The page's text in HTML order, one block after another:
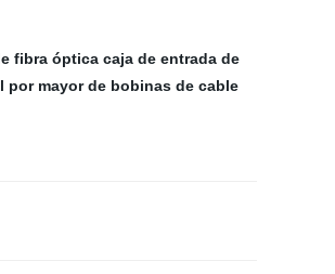
fibra óptica caja de entrada de
por mayor de bobinas de cable